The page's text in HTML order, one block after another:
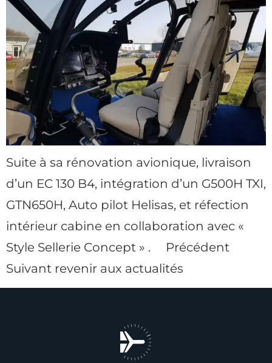
Suite à sa rénovation avionique, livraison
d’un EC 130 B4, intégration d’un G500H TXI,
GTN650H, Auto pilot Helisas, et réfection
intérieur cabine en collaboration avec «
Style Sellerie Concept » . Précédent
Suivant revenir aux actualités